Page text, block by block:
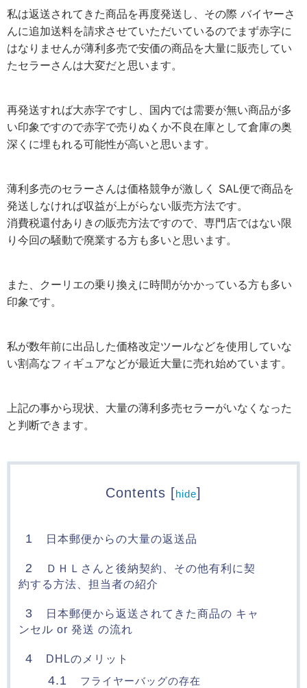
私は返送されてきた商品を再度発送し、その際 バイヤーさ
んに追加送料を請求させていただいているのでまず赤字に
はなりませんが薄利多売で安価の商品を大量に販売してい
たセラーさんは大変だと思います。
再発送すれば大赤字ですし、国内では需要が無い商品が多
い印象ですので赤字で売りぬくか不良在庫として倉庫の奥
深くに埋もれる可能性が高いと思います。
薄利多売のセラーさんは価格競争が激しく SAL便で商品を
発送しなければ収益が上がらない販売方法です。
消費税還付ありきの販売方法ですので、専門店ではない限
り今回の騒動で廃業する方も多いと思います。
また、クーリエの乗り換えに時間がかかっている方も多い
印象です。
私が数年前に出品した価格改定ツールなどを使用していな
い割高なフィギュアなどが最近大量に売れ始めています。
上記の事から現状、大量の薄利多売セラーがいなくなった
と判断できます。
Contents [hide]
1 日本郵便からの大量の返送品
2
ＤＨＬさんと後納契約、その他有利に契
約する方法、担当者の紹介
3
日本郵便から返送されてきた商品の キャ
ンセル or 発送 の流れ
4 DHLのメリット
4.1 フライヤーバッグの存在